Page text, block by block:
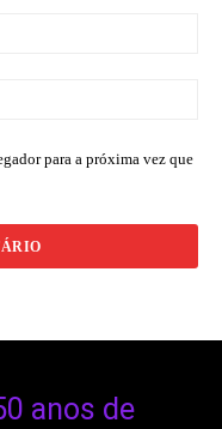
para a próxima vez que
anos de